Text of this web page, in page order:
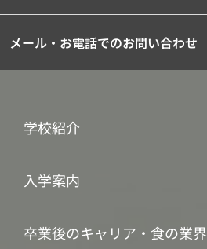
メール・お電話でのお問い合わせ
学校紹介
入学案内
卒業後のキャリア・食の業界